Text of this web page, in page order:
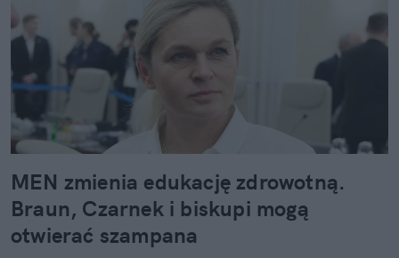
MEN zmienia edukację zdrowotną.
Braun, Czarnek i biskupi mogą
otwierać szampana